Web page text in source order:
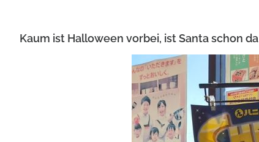
Kaum ist Halloween vorbei, ist Santa schon da